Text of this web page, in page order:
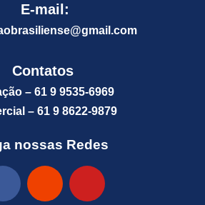
E-mail:
ail.com
Contatos
– 61 9 9535-6969
– 61 9 8622-9879
nossas Redes